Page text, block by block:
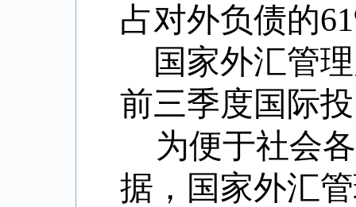
占对外负债的
国家外汇管
前三季度国际
为便于社会
据，国家外汇